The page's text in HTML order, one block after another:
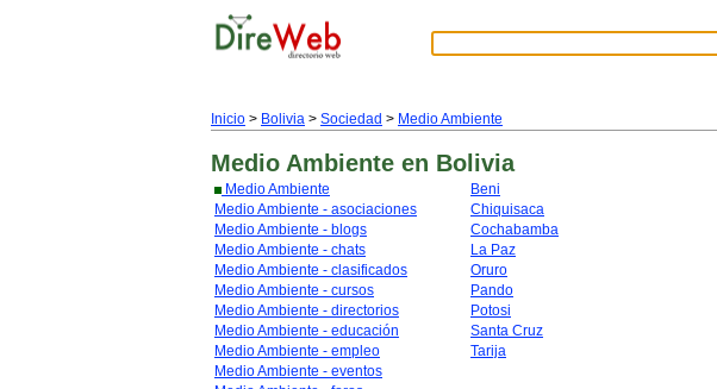
Inicio > Bolivia > Sociedad > Medio Ambiente
Medio Ambiente en Bolivia
Medio Ambiente
Medio Ambiente - asociaciones
Medio Ambiente - blogs
Medio Ambiente - chats
Medio Ambiente - clasificados
Medio Ambiente - cursos
Medio Ambiente - directorios
Medio Ambiente - educación
Medio Ambiente - empleo
Medio Ambiente - eventos
Beni
Chiquisaca
Cochabamba
La Paz
Oruro
Pando
Potosi
Santa Cruz
Tarija